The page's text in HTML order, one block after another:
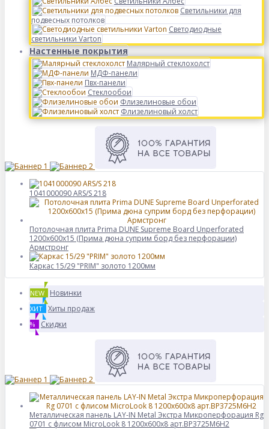
Светильники для
подвесных потолков
Светодиодные
светильники Varton
Настенные покрытия
Малярный стеклохолст
МДФ-панели
Пвх-панели
Стеклообои
Флизелиновые обои
Флизелиновый холст
1041000090 ARS/S 218
Потолочная плита Prima DUNE Supreme Board Unperforated
1200x600x15 (Прима дюна суприм борд без перфорации)
Армстронг
Каркас 15/29 "PRIM" золото 1200мм
NEW Новинки
ХИТ Хиты продаж
% Скидки
Металлическая панель LAY-IN Metal Экстра Микроперфорация Rg
0701 с флисом MicroLook 8 1200x600x8 арт.BP3725M6H2